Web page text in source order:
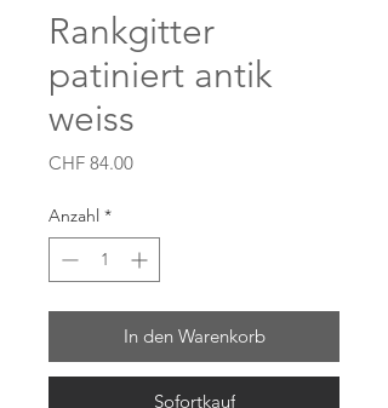
Rankgitter
patiniert antik
weiss
CHF 84.00Preis
Anzahl *
In den Warenkorb
Sofortkauf